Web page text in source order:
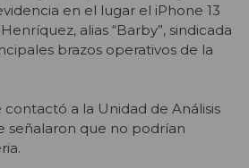
en el lugar el iPhone 13
alias “Barby”, sindicada
brazos operativos de la
contactó a la Unidad de Análisis
señalaron que no podrían